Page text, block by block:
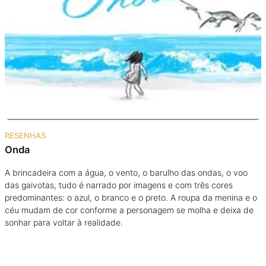
RESENHAS
Onda
A brincadeira com a água, o vento, o barulho das ondas, o voo
das gaivotas, tudo é narrado por imagens e com três cores
predominantes: o azul, o branco e o preto. A roupa da menina e o
céu mudam de cor conforme a personagem se molha e deixa de
sonhar para voltar à realidade.